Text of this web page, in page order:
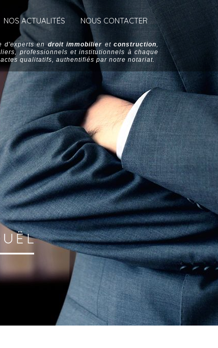
NOS ACTUALITÉS NOUS CONTACTER
d'experts endroit immobilier etconstruction,
professionnels et institutionnels à chaque
qualitatifs, authentifiés par notre notariat.